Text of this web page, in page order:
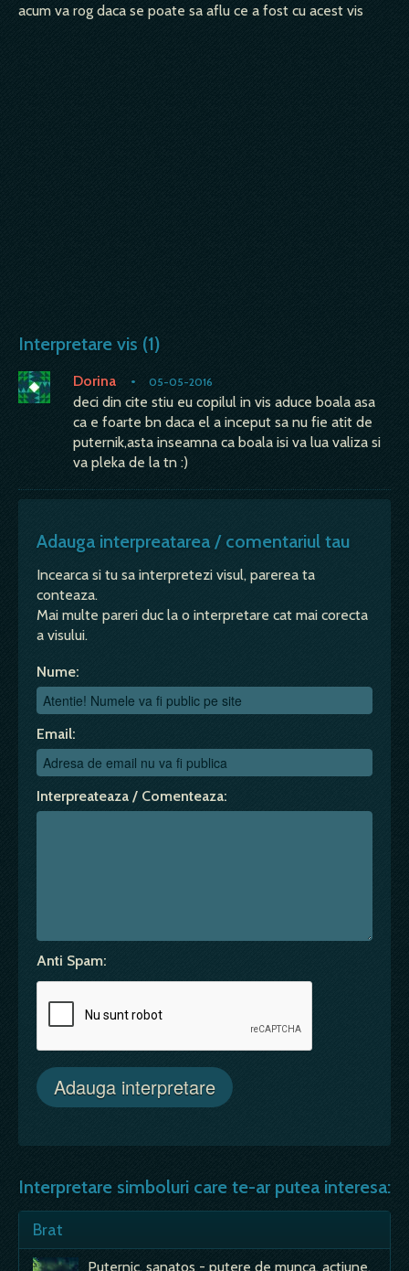
acum va rog daca se poate sa aflu ce a fost cu acest vis
Interpretare vis (1)
Dorina • 05-05-2016
deci din cite stiu eu copilul in vis aduce boala asa
ca e foarte bn daca el a inceput sa nu fie atit de
puternik,asta inseamna ca boala isi va lua valiza si
va pleka de la tn :)
Adauga interpreatarea / comentariul tau
Incearca si tu sa interpretezi visul, parerea ta
conteaza.
Mai multe pareri duc la o interpretare cat mai corecta
a visului.
Nume:
Email:
Interpreateaza / Comenteaza:
Anti Spam:
Interpretare simboluri care te-ar putea interesa:
Brat
Puternic, sanatos - putere de munca, actiune,